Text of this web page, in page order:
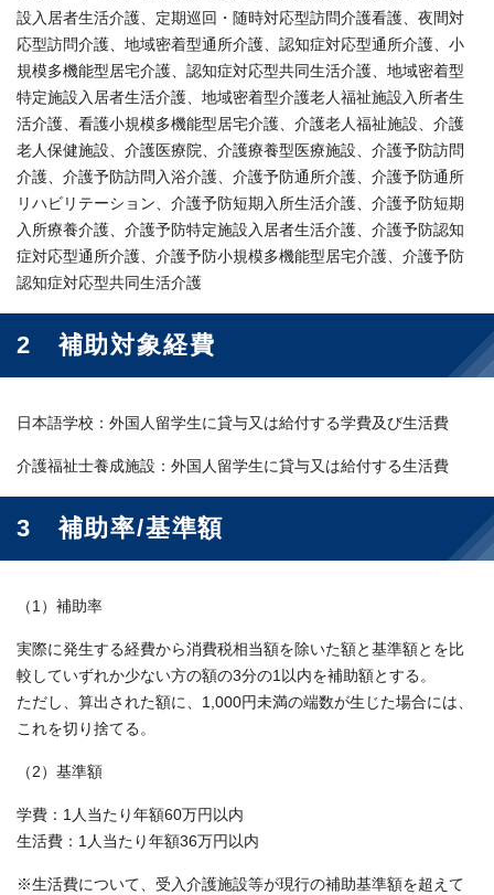
設入居者生活介護、定期巡回・随時対応型訪問介護看護、夜間対
応型訪問介護、地域密着型通所介護、認知症対応型通所介護、小
規模多機能型居宅介護、認知症対応型共同生活介護、地域密着型
特定施設入居者生活介護、地域密着型介護老人福祉施設入所者生
活介護、看護小規模多機能型居宅介護、介護老人福祉施設、介護
老人保健施設、介護医療院、介護療養型医療施設、介護予防訪問
介護、介護予防訪問入浴介護、介護予防通所介護、介護予防通所
リハビリテーション、介護予防短期入所生活介護、介護予防短期
入所療養介護、介護予防特定施設入居者生活介護、介護予防認知
症対応型通所介護、介護予防小規模多機能型居宅介護、介護予防
認知症対応型共同生活介護
2 補助対象経費
日本語学校：外国人留学生に貸与又は給付する学費及び生活費
介護福祉士養成施設：外国人留学生に貸与又は給付する生活費
3 補助率/基準額
（1）補助率
実際に発生する経費から消費税相当額を除いた額と基準額とを比
較していずれか少ない方の額の3分の1以内を補助額とする。
ただし、算出された額に、1,000円未満の端数が生じた場合には、
これを切り捨てる。
（2）基準額
学費：1人当たり年額60万円以内
生活費：1人当たり年額36万円以内
※生活費について、受入介護施設等が現行の補助基準額を超えて